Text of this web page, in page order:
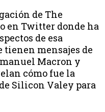
de The
en Twitter donde ha
de esa
tienen mensajes de
Macron y
cómo fue la
Silicon Valey para